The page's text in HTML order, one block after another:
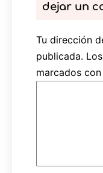
dejar un
Tu dirección
publicada.
marcados con